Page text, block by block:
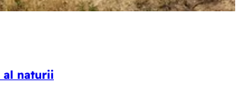
al naturii